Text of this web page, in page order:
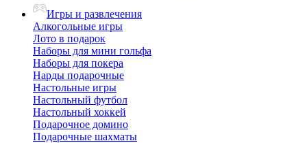
Игры и развлечения
Алкогольные игры
Лото в подарок
Наборы для мини гольфа
Наборы для покера
Нарды подарочные
Настольные игры
Настольный футбол
Настольный хоккей
Подарочное домино
Подарочные шахматы